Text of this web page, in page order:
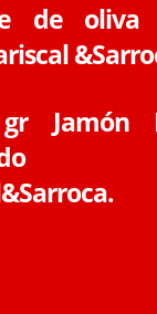
de oliva
Jamón